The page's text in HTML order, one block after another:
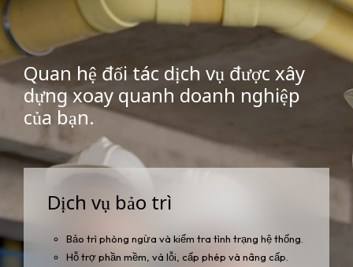
Quan hệ đối tác dịch vụ được xây
dựng xoay quanh doanh nghiệp
của bạn.
Dịch vụ bảo trì
Bảo trì phòng ngừa và kiểm tra tình trạng hệ thống.
Hỗ trợ phần mềm, vá lỗi, cấp phép và nâng cấp.